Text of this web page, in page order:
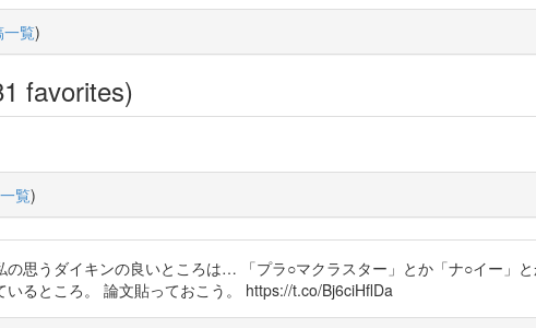
一覧)
favorites)
覧)
思うダイキンの良いところは… 「プラ○マクラスター」とか「ナ○イー」
るところ。 論文貼っておこう。 https://t.co/Bj6ciHflDa